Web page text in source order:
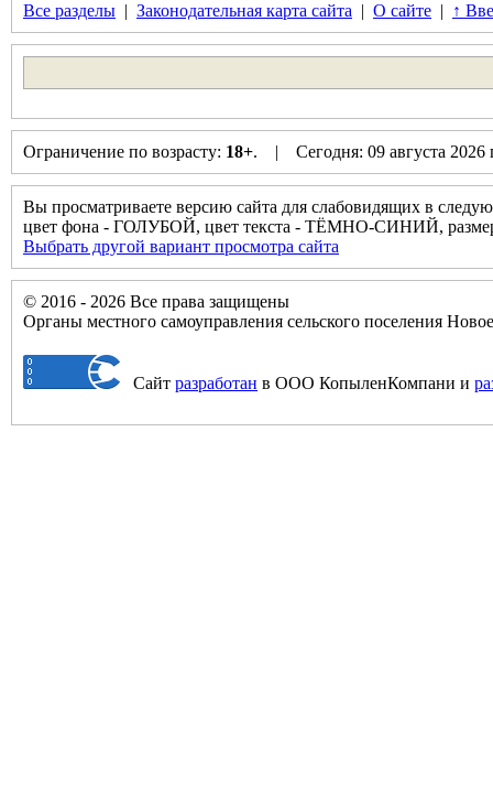
Все разделы | Законодательная карта сайта | О сайте | ↑
Ограничение по возрасту: 18+. | Сегодня: 09 августа
Вы просматриваете версию сайта для слабовидящих в
цвет фона - ГОЛУБОЙ, цвет текста - ТЁМНО-СИНИЙ,
Выбрать другой вариант просмотра сайта
© 2016 - 2026 Все права защищены
Органы местного самоуправления сельского поселения
Сайт разработан в ООО КопыленКомпани и